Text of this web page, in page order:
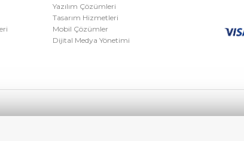
Yazılım Çözümleri
Tasarım Hizmetleri
Mobil Çözümler
Dijital Medya Yönetimi